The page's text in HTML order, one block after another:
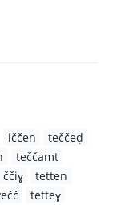
iččen
teččeḍ
teččamt
ččiɣ
tetten
tetteɣ